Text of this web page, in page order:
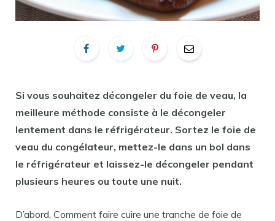
Si vous souhaitez décongeler du foie de veau, la
meilleure méthode consiste à le décongeler
lentement dans le réfrigérateur. Sortez le foie de
veau du congélateur, mettez-le dans un bol dans
le réfrigérateur et laissez-le décongeler pendant
plusieurs heures ou toute une nuit.
D’abord, Comment faire cuire une tranche de foie de